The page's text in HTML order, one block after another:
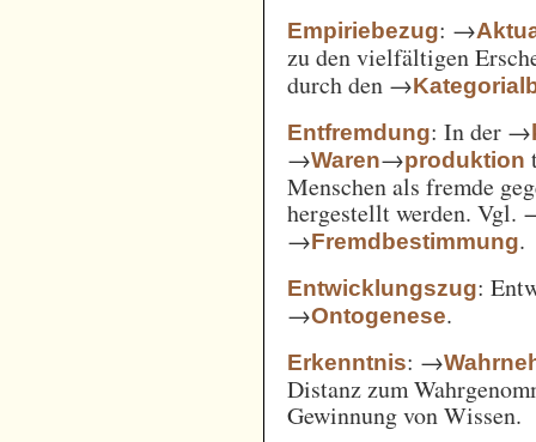
Empiriebezug: →
zu den vielfältigen
durch den →
Entfremdung: In der →
→Waren→produktion
Menschen als fremde
hergestellt werden. Vgl.
→Fremdbestimmung.
Entwicklungszug:
→Ontogenese.
Erkenntnis: →
Distanz zum
Gewinnung von Wissen.